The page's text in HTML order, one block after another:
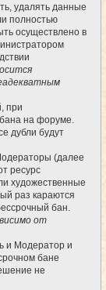
удалять данные
полностью
осуществлено в
при
на форуме.
дубли будут
(далее
ресурс
художественные
раз караются
бан.
от
и Модератор и
бане
не